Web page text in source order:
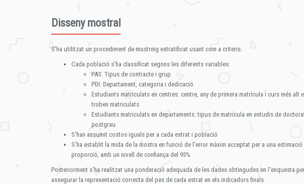
Disseny mostral
S'ha utilitzat un procediment de mostreig estratificat usant com a criteris:
Cada població s'ha classificat segons les diferents variables:
PAS: Tipus de contracte i grup
PDI: Departament, categoria i dedicació
Estudiants matriculats en centres: centre, any de primera matrícula i curs més alt
troben matriculats
Estudiants matriculats en departaments: tipus de matrícula en estudis de
postgrau
S'han assumit costos iguals per a cada estrat i població
S'ha establit la mida de la mostra en funció de l'error màxim acceptat per a una estimació
proporció, amb un nivell de confiança del 95%
Posteriorment s'ha realitzat una ponderació adequada de les dades obtingudes en l'enquesta
assegurar la representació correcta del pes de cada estrat en els indicadors finals.